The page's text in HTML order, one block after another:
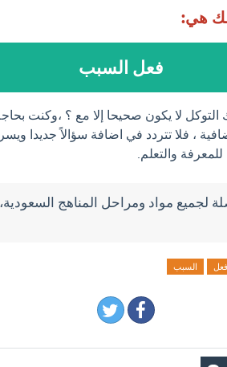
هي:
فعل السبب
التوكل لا يكون صحيحا إلا مع ؟ ،وكنت
، فلا تتردد في اضافة سؤالاً جديدا
والتعلم.
لجميع مواد ومراحل المناهج
فعل السبب